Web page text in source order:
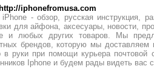
http://iphonefromusa.com
iPhone - обзор, русская инструкция,
для айфона, аксесуары, новости,
и любых других товаров. Мы
брендов, которую мы
в руки при помощи курьера
Iphone и будем рады видеть вас